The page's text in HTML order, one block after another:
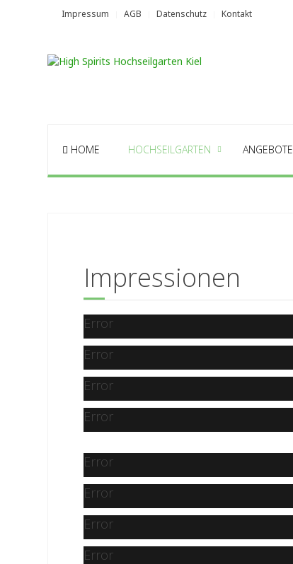
Impressum AGB Datenschutz Kontakt
HOME HOCHSEILGARTEN ANGEBOTE
Impressionen
Error
Error
Error
Error
Error
Error
Error
Error